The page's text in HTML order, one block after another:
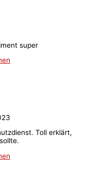
super
Toll erklärt,